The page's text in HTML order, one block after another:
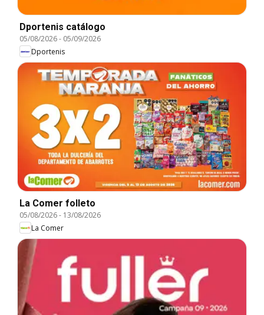
Dportenis catálogo
05/08/2026- 05/09/2026
Dportenis
La Comer folleto
05/08/2026- 13/08/2026
La Comer